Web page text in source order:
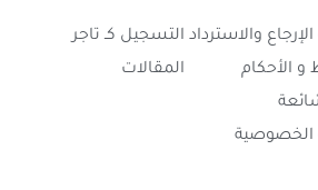
والاسترداد
الأحكام
التسجيل كـ تاجر
المقالات